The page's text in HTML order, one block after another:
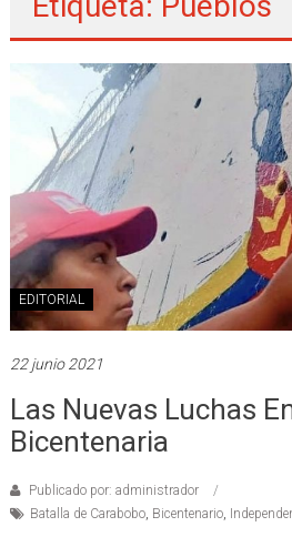
EDITORIAL
22 junio 2021
Las Nuevas Luchas
Bicentenaria
Publicado por: administrador
Batalla de Carabobo, Bicentenario,